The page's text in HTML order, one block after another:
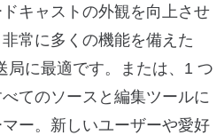
キャストの外観を向上させ
常に多くの機能を備えた
局に最適です。または、1 つ
てのソースと編集ツールに
ー。新しいユーザーや愛好